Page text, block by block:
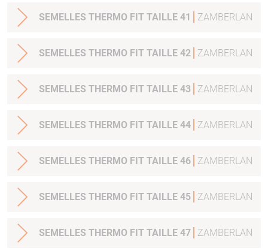
SEMELLES THERMO FIT TAILLE 41 ZAMBERLAN
SEMELLES THERMO FIT TAILLE 42 ZAMBERLAN
SEMELLES THERMO FIT TAILLE 43 ZAMBERLAN
SEMELLES THERMO FIT TAILLE 44 ZAMBERLAN
SEMELLES THERMO FIT TAILLE 46 ZAMBERLAN
SEMELLES THERMO FIT TAILLE 45 ZAMBERLAN
SEMELLES THERMO FIT TAILLE 47 ZAMBERLAN